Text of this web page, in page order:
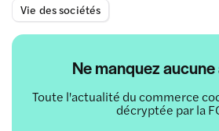
Vie des sociétés
Ne manquez
Toute l'actualité du commerce
décryptée par la